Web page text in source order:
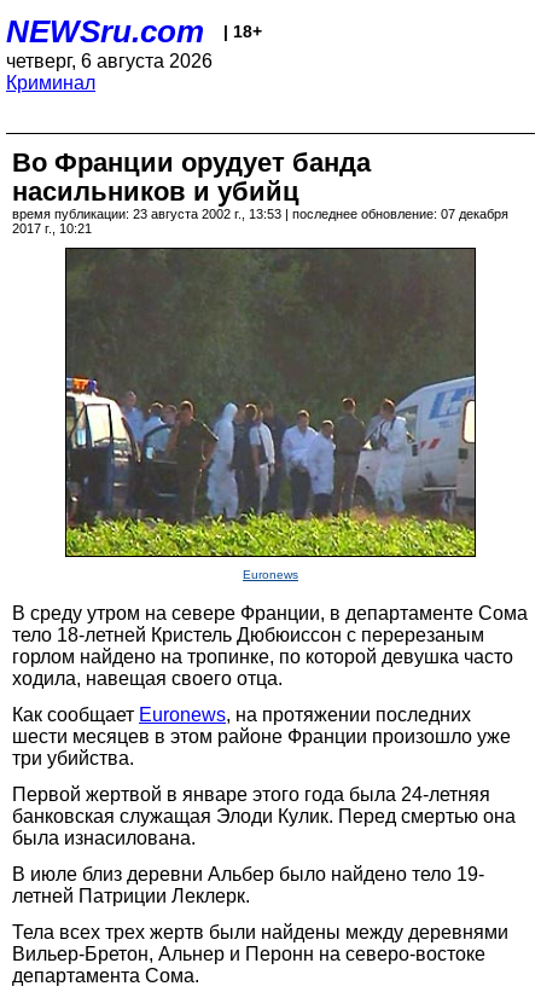
NEWSru.com | 18+
четверг, 6 августа 2026
Криминал
Во Франции орудует банда
насильников и убийц
время публикации: 23 августа 2002 г., 13:53 | последнее обновление: 07 декабря
2017 г., 10:21
Euronews
В среду утром на севере Франции, в департаменте Сома
тело 18-летней Кристель Дюбюиссон с перерезаным
горлом найдено на тропинке, по которой девушка часто
ходила, навещая своего отца.
Как сообщает Euronews, на протяжении последних
шести месяцев в этом районе Франции произошло уже
три убийства.
Первой жертвой в январе этого года была 24-летняя
банковская служащая Элоди Кулик. Перед смертью она
была изнасилована.
В июле близ деревни Альбер было найдено тело 19-
летней Патриции Леклерк.
Тела всех трех жертв были найдены между деревнями
Вильер-Бретон, Альнер и Перонн на северо-востоке
департамента Сома.